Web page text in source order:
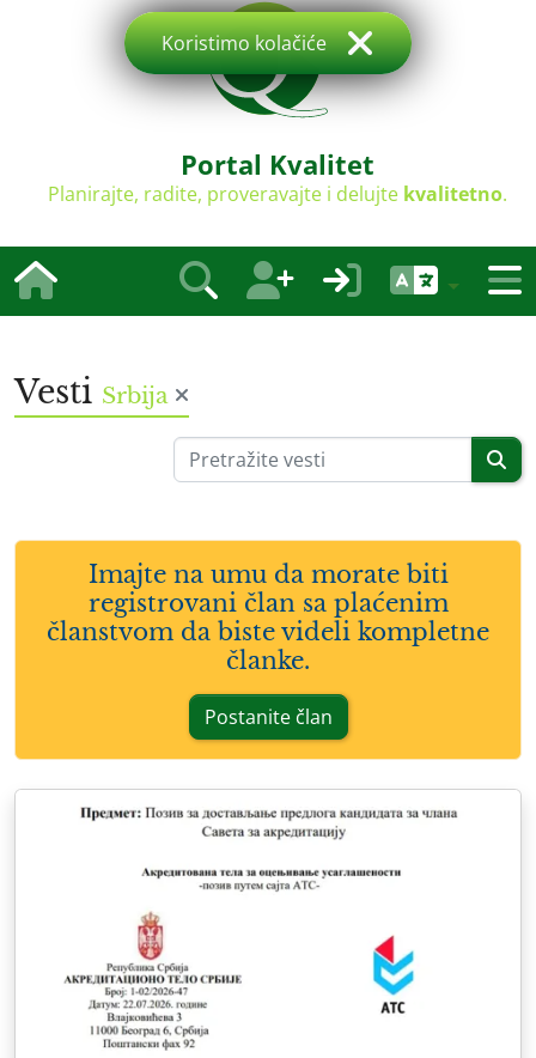
Portal Kvalitet
Planirajte, radite, proveravajte i delujte kvalitetno.
Vesti Srbija
Imajte na umu da morate biti
registrovani član sa plaćenim
članstvom da biste videli kompletne
članke.
Postanite član
Koristimo kolačiće